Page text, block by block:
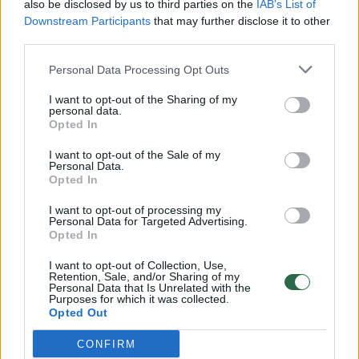
also be disclosed by us to third parties on the IAB’s List of
Downstream Participants that may further disclose it to other
Personal Data Processing Opt Outs
I want to opt-out of the Sharing of my
personal data.
Opted In
I want to opt-out of the Sale of my
Personal Data.
Opted In
I want to opt-out of processing my
Personal Data for Targeted Advertising.
Opted In
I want to opt-out of Collection, Use,
Retention, Sale, and/or Sharing of my
Personal Data that Is Unrelated with the
Purposes for which it was collected.
Opted Out
CONFIRM
Žinios | Lietuvos diena
Savaitės vidurys nusimato karštas: temperatūra kils iki
Žinios | Orai
00:15:54
V. Zalužno pasisakymą laiko bandymu įsitvirtinti
Ukrainos politikoje: jis yra neteisus
Laidos | Nauja diena
Nufilmavo, kaip patvino Vilniaus Vakarinis aplinkkelis:
vaizdas pribloškia
Žinios | Lietuvos diena